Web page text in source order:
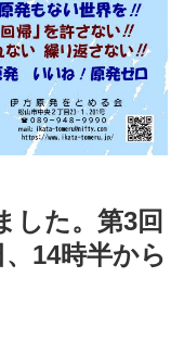
した。第3回
14時半から